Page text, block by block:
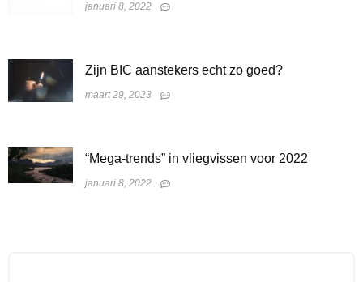
januari 8, 2022
Zijn BIC aanstekers echt zo goed?
maart 29, 2023
“Mega-trends” in vliegvissen voor 2022
januari 8, 2022